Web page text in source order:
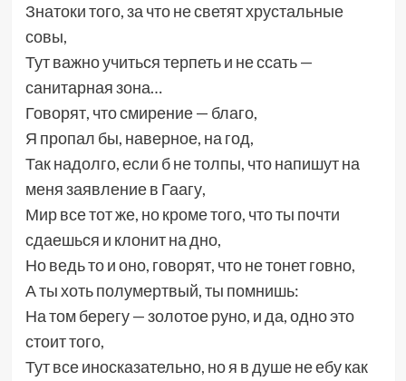
Знатоки того, за что не светят хрустальные
совы,
Тут важно учиться терпеть и не ссать —
санитарная зона…
Говорят, что смирение — благо,
Я пропал бы, наверное, на год,
Так надолго, если б не толпы, что напишут на
меня заявление в Гаагу,
Мир все тот же, но кроме того, что ты почти
сдаешься и клонит на дно,
Но ведь то и оно, говорят, что не тонет говно,
А ты хоть полумертвый, ты помнишь:
На том берегу — золотое руно, и да, одно это
стоит того,
Тут все иносказательно, но я в душе не ебу как